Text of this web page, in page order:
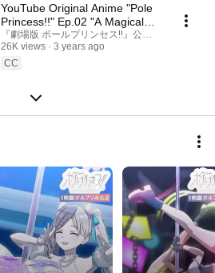
YouTube Original Anime "Pole
Princess!!" Ep.02 "A Magical
Girl Joins Us?!"
『劇場版 ポールプリンセス‼』公式チャンネル
26K views
3 years ago
CC